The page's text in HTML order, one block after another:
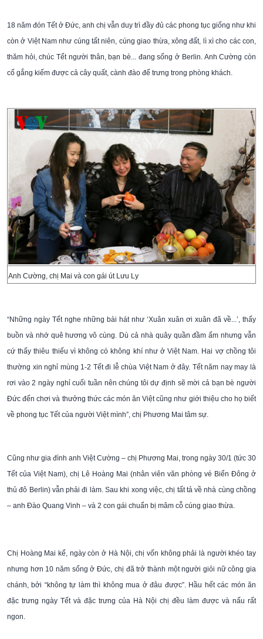
18 năm đón Tết ở Đức, anh chị vẫn duy trì đầy đủ các phong tục giống như khi
còn ở Việt Nam như cúng tất niên, cúng giao thừa, xông đất, lì xì cho các con,
thăm hỏi, chúc Tết người thân, bạn bè... đang sống ở Berlin. Anh Cường còn
cố gắng kiếm được cả cây quất, cành đào để trưng trong phòng khách.
Anh Cường, chị Mai và con gái út Lưu Ly
“Những ngày Tết nghe những bài hát như ‘Xuân xuân ơi xuân đã về...’, thấy
buồn và nhớ quê hương vô cùng. Dù cả nhà quây quần đầm ấm nhưng vẫn
cứ thấy thiêu thiếu vì không có không khí như ở Việt Nam. Hai vợ chồng tôi
thường xin nghỉ mùng 1-2 Tết đi lễ chùa Việt Nam ở đây. Tết năm nay may là
rơi vào 2 ngày nghỉ cuối tuần nên chúng tôi dự định sẽ mời cả bạn bè người
Đức đến chơi và thưởng thức các món ăn Việt cũng như giới thiệu cho họ biết
về phong tục Tết của người Việt mình”, chị Phương Mai tâm sự.
Cũng như gia đình anh Việt Cường – chị Phương Mai, trong ngày 30/1 (tức 30
Tết của Việt Nam), chị Lê Hoàng Mai (nhân viên văn phòng vé Biển Đông ở
thủ đô Berlin) vẫn phải đi làm. Sau khi xong việc, chị tất tả về nhà cùng chồng
– anh Đào Quang Vinh – và 2 con gái chuẩn bị mâm cỗ cúng giao thừa.
Chị Hoàng Mai kể, ngày còn ở Hà Nội, chị vốn không phải là người khéo tay
nhưng hơn 10 năm sống ở Đức, chị đã trở thành một người giỏi nữ công gia
chánh, bởi “không tự làm thì không mua ở đâu được”. Hầu hết các món ăn
đặc trưng ngày Tết và đặc trưng của Hà Nội chị đều làm được và nấu rất
ngon.